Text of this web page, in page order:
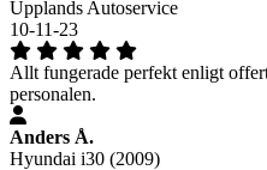
Upplands Autoservice
10-11-23
Allt fungerade perfekt enligt
personalen.
Anders Å.
Hyundai i30 (2009)